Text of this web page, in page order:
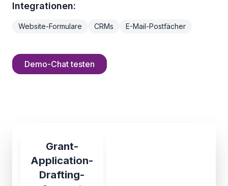
Integrationen:
Website-Formulare CRMs E-Mail-Postfächer
Demo-Chat testen
Grant-
Application-
Drafting-